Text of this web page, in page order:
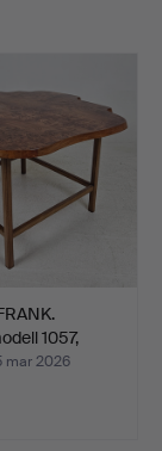
1057,
mar 2026